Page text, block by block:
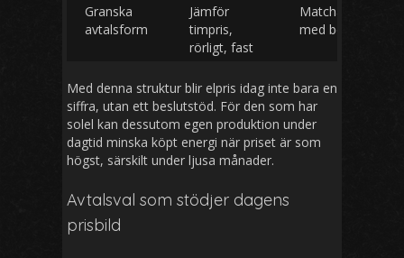
Granska
avtalsform
Jämför
timpris,
rörligt, fast
Matchar risknivå
med beteende
Med denna struktur blir elpris idag inte bara en
siffra, utan ett beslutstöd. För den som har
solel kan dessutom egen produktion under
dagtid minska köpt energi när priset är som
högst, särskilt under ljusa månader.
Avtalsval som stödjer dagens
prisbild